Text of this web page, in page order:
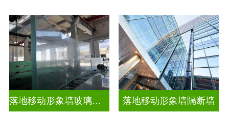
落地移动形象墙玻璃屏风隔断 落地移动形象墙隔断墙